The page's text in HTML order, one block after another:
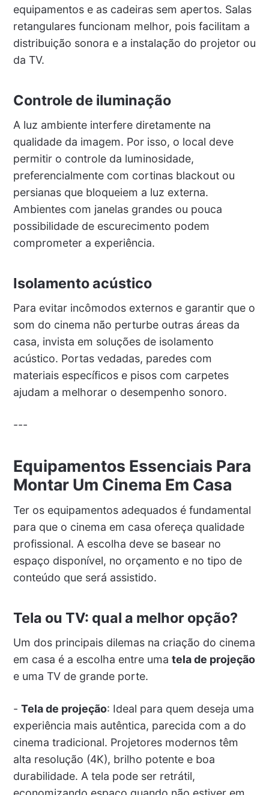
equipamentos e as cadeiras sem apertos. Salas
retangulares funcionam melhor, pois facilitam a
distribuição sonora e a instalação do projetor ou
da TV.
Controle de iluminação
A luz ambiente interfere diretamente na
qualidade da imagem. Por isso, o local deve
permitir o controle da luminosidade,
preferencialmente com cortinas blackout ou
persianas que bloqueiem a luz externa.
Ambientes com janelas grandes ou pouca
possibilidade de escurecimento podem
comprometer a experiência.
Isolamento acústico
Para evitar incômodos externos e garantir que o
som do cinema não perturbe outras áreas da
casa, invista em soluções de isolamento
acústico. Portas vedadas, paredes com
materiais específicos e pisos com carpetes
ajudam a melhorar o desempenho sonoro.
---
Equipamentos Essenciais Para
Montar Um Cinema Em Casa
Ter os equipamentos adequados é fundamental
para que o cinema em casa ofereça qualidade
profissional. A escolha deve se basear no
espaço disponível, no orçamento e no tipo de
conteúdo que será assistido.
Tela ou TV: qual a melhor opção?
Um dos principais dilemas na criação do cinema
em casa é a escolha entre uma tela de projeção
e uma TV de grande porte.
- Tela de projeção: Ideal para quem deseja uma
experiência mais autêntica, parecida com a do
cinema tradicional. Projetores modernos têm
alta resolução (4K), brilho potente e boa
durabilidade. A tela pode ser retrátil,